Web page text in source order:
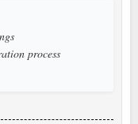
process